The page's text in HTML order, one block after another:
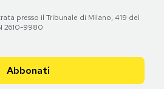
presso il Tribunale di Milano, 419 del
2610-9980
Abbonati